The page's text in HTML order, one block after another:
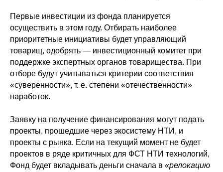
Первые инвестиции из фонда планируется
осуществить в этом году. Отбирать наиболее
приоритетные инициативы будет управляющий
товарищ, одобрять — инвестиционный комитет при
поддержке экспертных органов товарищества. При
отборе будут учитываться критерии соответствия
«суверенности», т. е. степени «отечественности»
наработок.
Заявку на получение финансирования могут подать
проекты, прошедшие через экосистему НТИ, и
проекты с рынка. Если на текущий момент не будет
проектов в ряде критичных для ФСТ НТИ технологий,
Фонд будет вкладывать деньги сначала в «релокацию
© 2015-2026 НАУРР. Все права защищены. При использовании материалов
ссылка на ROBOTUNION.RU — обязательна
© 2015-2026 НАУРР. Все права защищены.
При использовании материалов ссылка на ROBOTUNION.RU — обязательна